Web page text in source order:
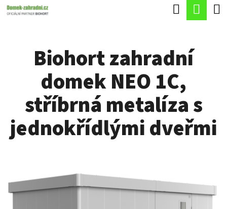
Přejít
Hledat
Biohort zahradní
domek NEO 1C,
stříbrná metalíza s
jednokřídlými dveřmi
K
O
T
B
U